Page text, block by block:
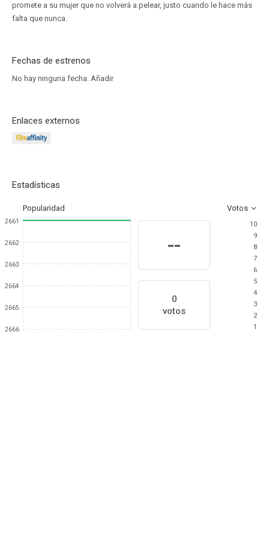
promete a su mujer que no volverá a pelear, justo cuando le hace más
falta que nunca.
Fechas de estrenos
No hay ninguna fecha. Añadir
Enlaces externos
Estadísticas
Popularidad Votos
2661
2662
2663
2664
2665
2666
--
0
votos
10
9
8
7
6
5
4
3
2
1